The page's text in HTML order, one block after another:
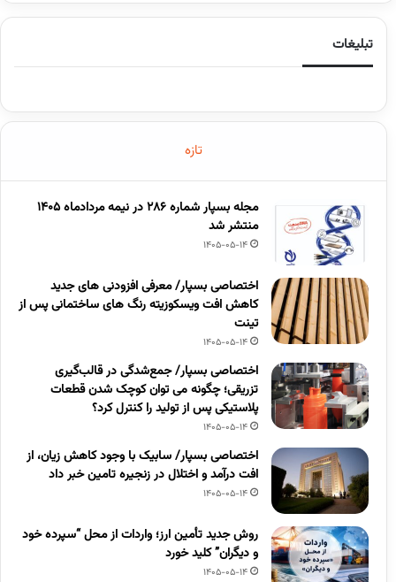
تبلیغات
تازه
مجله بسپار شماره 286 در نیمه مردادماه 1405
منتشر شد
1405-05-14
اختصاصی بسپار/ معرفی افزودنی های جدید
کاهش افت ویسکوزیته رنگ های ساختمانی پس از
تینت
1405-05-14
اختصاصی بسپار/ جمع‌شدگی در قالب‌گیری
تزریقی؛ چگونه می توان کوچک شدن قطعات
پلاستیکی پس از تولید را کنترل کرد؟
1405-05-14
اختصاصی بسپار/ سابیک با وجود کاهش زیان، از
افت درآمد و اختلال در زنجیره تامین خبر داد
1405-05-14
روش جدید تأمین ارز؛ واردات از محل “سپرده خود
و دیگران” کلید خورد
1405-05-14